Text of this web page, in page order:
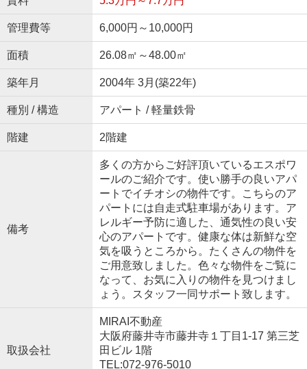
管理費等 6,000円～10,000円
面積 26.08㎡～48.00㎡
築年月 2004年 3月(築22年)
種別 / 構造 アパート / 軽量鉄骨
階建 2階建
備考
多くの方からご好評頂いているエスポワ
ールのご紹介です。使い勝手の良いアパ
ートでイチオシの物件です。こちらのア
パートには自走式駐車場があります。ア
レルギー予防に適した、通気性の良い安
心のアパートです。健康な体は新鮮な空
気を吸うところから。たくさんの物件を
ご用意致しました。色々な物件をご覧に
なって、お気に入りの物件を見つけまし
ょう。スタッフ一同サポート致します。
取扱会社
MIRAI不動産
大阪府藤井寺市藤井寺１丁目1-17 第三芝
田ビル 1階
TEL:072-976-5010